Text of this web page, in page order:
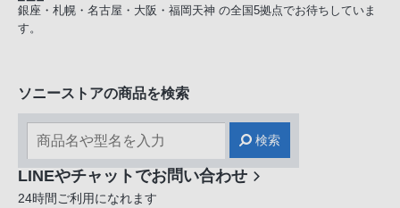
銀座・札幌・名古屋・大阪・福岡天神 の全国5拠点でお待ちしていま
す。
ソニーストアの商品を検索
検索
LINEやチャットでお問い合わせ
24時間ご利用になれます